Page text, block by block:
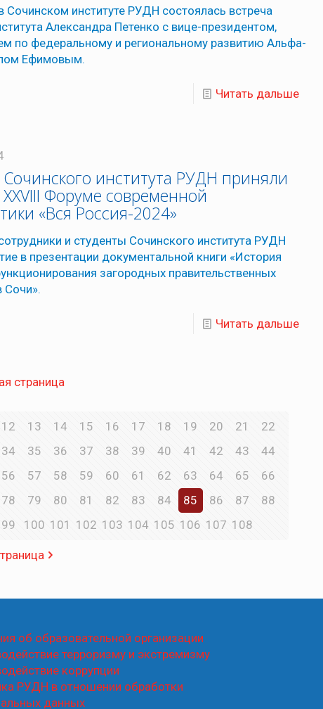
Сочинском институте РУДН состоялась встреча
Александра Петенко с вице-президентом,
по федеральному и региональному развитию Альфа-
Ефимовым.
Читать дальше
института РУДН приняли
XXVIII Форуме современной
«Вся Россия-2024»
и студенты Сочинского института РУДН
в презентации документальной книги «История
загородных правительственных
Сочи».
Читать дальше
страница
12 13 14 15 16 17 18 19 20 21
22
34 35 36 37 38 39 40 41 42 43
44
56 57 58 59 60 61 62 63 64 65
66
78 79 80 81 82 83 84 85 86 87
88
99 100 101 102 103 104 105 106 107 108
об образовательной организации
терроризму и экстремизму
коррупции
РУДН в отношении обработки
данных